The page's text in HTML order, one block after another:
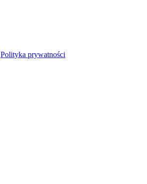
Polityka prywatności